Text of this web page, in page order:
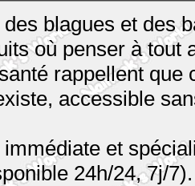
des blagues et des
où penser à tout
rappellent que
accessible
et
24h/24, 7j/7).